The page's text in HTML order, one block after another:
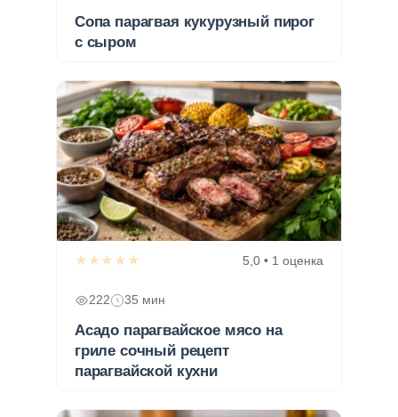
Сопа парагвая кукурузный пирог
с сыром
★★★★★ 5,0 • 1 оценка
222 35 мин
Асадо парагвайское мясо на
гриле сочный рецепт
парагвайской кухни